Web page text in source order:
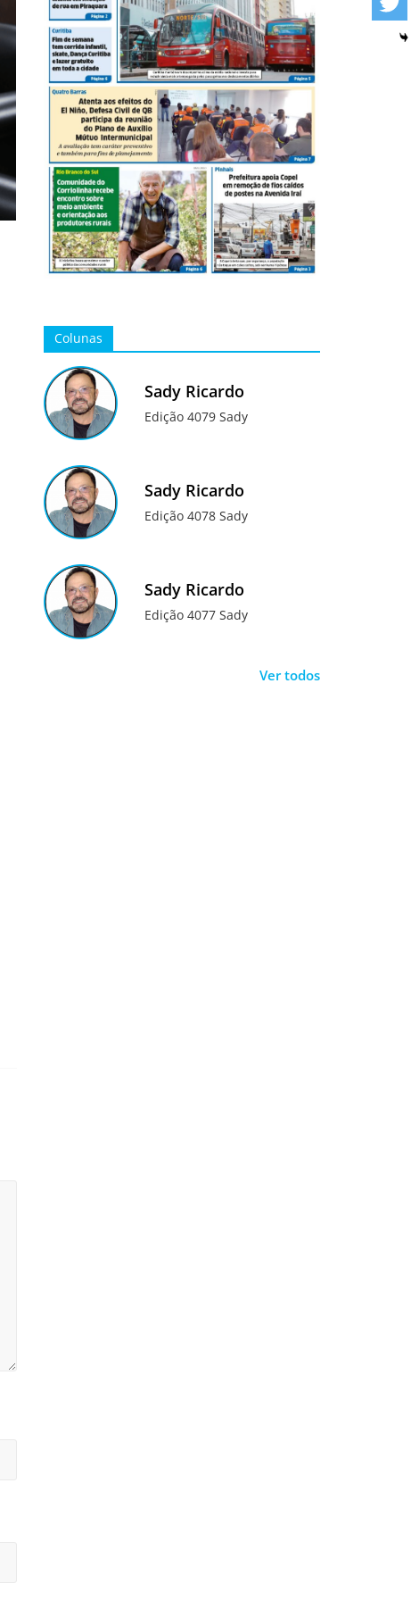
Colunas
Sady Ricardo
Edição 4079 Sady
Sady Ricardo
Edição 4078 Sady
Sady Ricardo
Edição 4077 Sady
Ver todos